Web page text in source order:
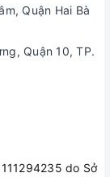
có các khe
khe đọc nhớ
Quận Hai Bà
Quận 10, TP.
do Sở